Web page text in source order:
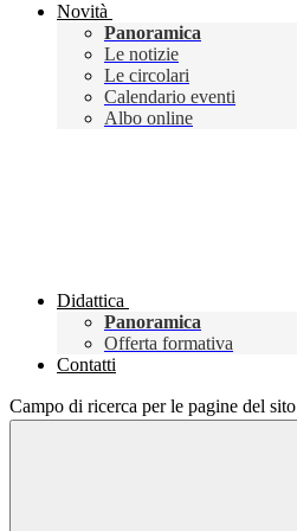
Novità
Panoramica
Le notizie
Le circolari
Calendario eventi
Albo online
Didattica
Panoramica
Offerta formativa
Contatti
Campo di ricerca per le pagine del sito